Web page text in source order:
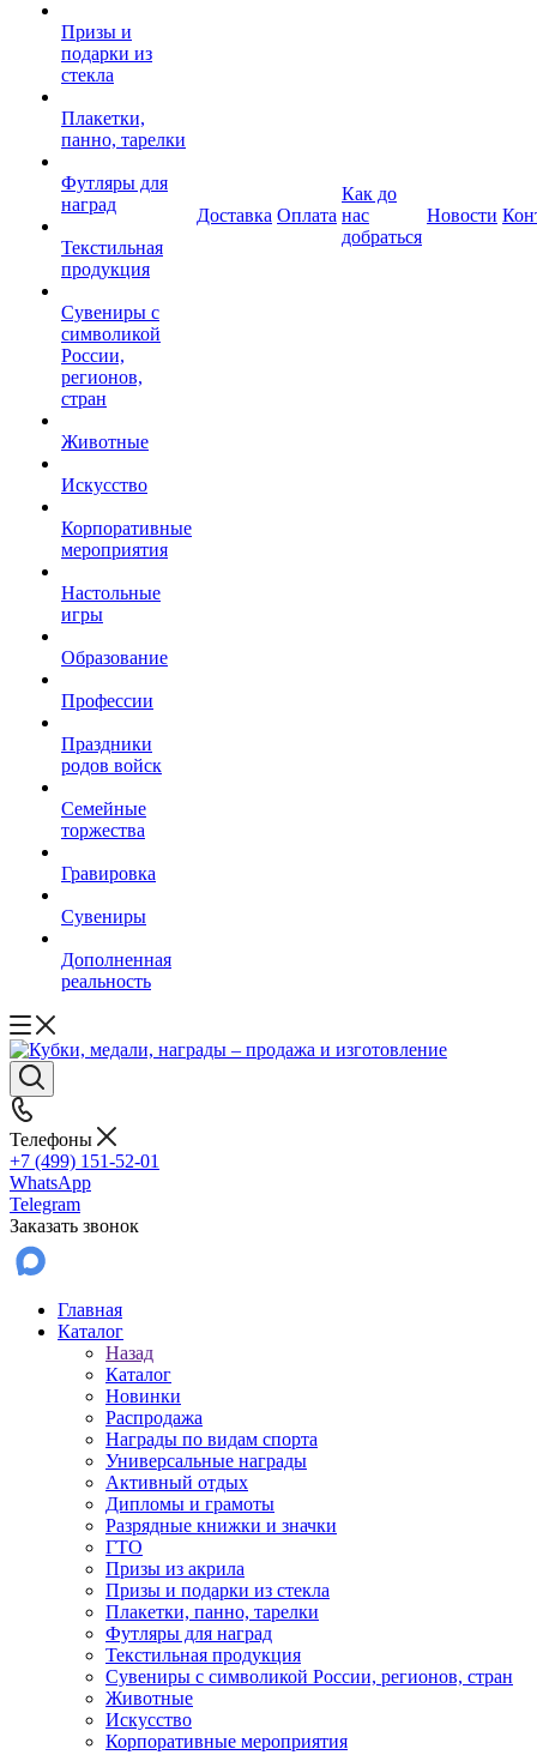
Призы и
подарки из
стекла
Плакетки,
панно, тарелки
Футляры для
наград
Текстильная
продукция
Сувениры с
символикой
России,
регионов,
стран
Животные
Искусство
Корпоративные
мероприятия
Настольные
игры
Образование
Профессии
Праздники
родов войск
Семейные
торжества
Гравировка
Сувениры
Дополненная
реальность
Доставка Оплата
Как до
нас
добраться
Новости
Телефоны
+7 (499) 151-52-01
WhatsApp
Telegram
Заказать звонок
Главная
Каталог
Назад
Каталог
Новинки
Распродажа
Награды по видам спорта
Универсальные награды
Активный отдых
Дипломы и грамоты
Разрядные книжки и значки
ГТО
Призы из акрила
Призы и подарки из стекла
Плакетки, панно, тарелки
Футляры для наград
Текстильная продукция
Сувениры с символикой России, регионов, стран
Животные
Искусство
Корпоративные мероприятия